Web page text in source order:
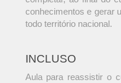
conhecimentos e gerar
todo território nacional.
INCLUSO
Aula para reassistir o